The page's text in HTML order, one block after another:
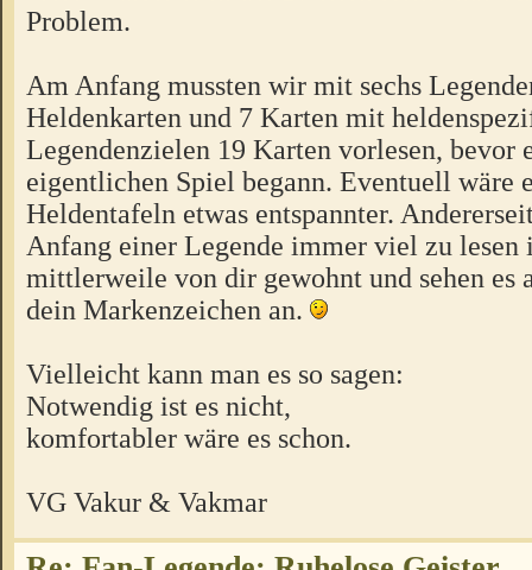
Problem.
Am Anfang mussten wir mit sechs
Heldenkarten und 7 Karten mit
Legendenzielen 19 Karten vorlesen, bevor
eigentlichen Spiel begann. Eventuell wäre
Heldentafeln etwas entspannter.
Anfang einer Legende immer viel zu lesen
mittlerweile von dir gewohnt und sehen es
dein Markenzeichen an.
Vielleicht kann man es so sagen:
Notwendig ist es nicht,
komfortabler wäre es schon.
VG Vakur & Vakmar